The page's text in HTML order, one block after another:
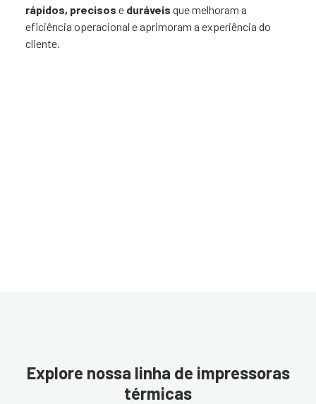
rápidos, precisos e duráveis que melhoram a
eficiência operacional e aprimoram a experiência do
cliente.
Explore nossa linha de impressoras
térmicas